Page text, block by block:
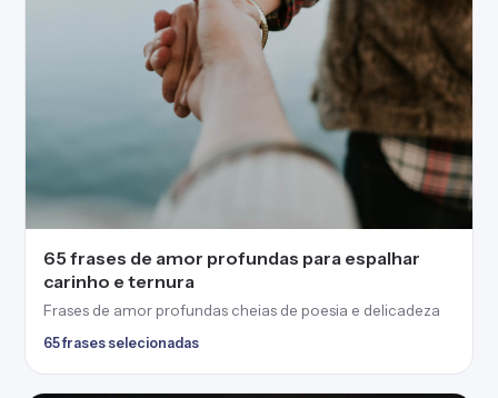
65 frases de amor profundas para espalhar
carinho e ternura
Frases de amor profundas cheias de poesia e delicadeza
65 frases selecionadas